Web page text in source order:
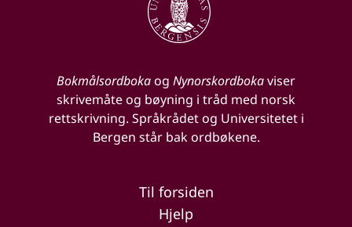
Bokmålsordbokaog Nynorskordbokaviser
skrivemåte og bøyning i tråd med norsk
rettskrivning. Språkrådet og Universitetet i
Bergen står bak ordbøkene.
Til forsiden
Hjelp